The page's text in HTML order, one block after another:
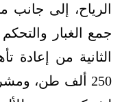
الرياح، إلى جانب
جمع الغبار
الثانية من إعادة
250 ألف طن،